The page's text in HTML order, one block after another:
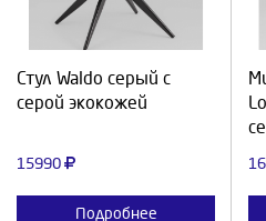
Стул Waldo серый с
серой экокожей
15990
Подробнее
Продолжить